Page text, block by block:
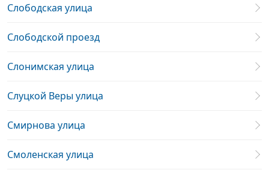
Слободская улица
Слободской проезд
Слонимская улица
Слуцкой Веры улица
Смирнова улица
Смоленская улица